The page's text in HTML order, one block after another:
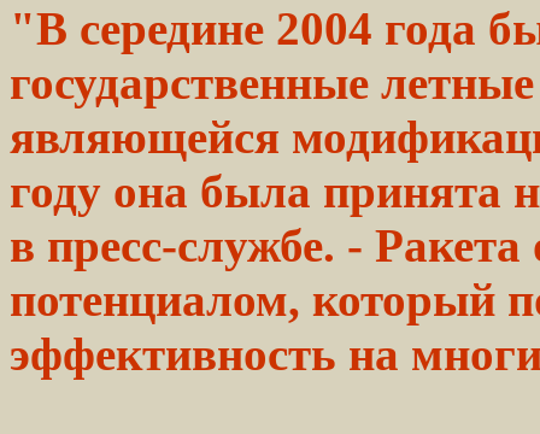
"В середине 2004 года
государственные летные
являющейся
году она была принята
в пресс-службе. - Ракета
потенциалом, который
эффективность на